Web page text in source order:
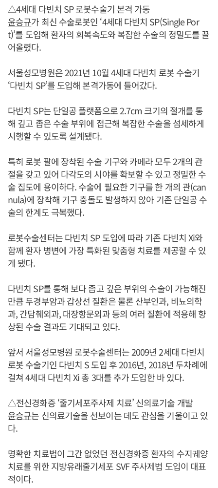
△4세대 다빈치 SP 로봇수술기 본격 가동
윤승규가 최신 수술로봇인 ‘4세대 다빈치 SP(Single Por
t)’를 도입해 환자의 회복속도와 복잡한 수술의 정밀도를 끌
어올렸다.
서울성모병원은 2021년 10월 4세대 다빈치 로봇 수술기
‘다빈치 SP’를 도입해 본격가동에 들어갔다.
다빈치 SP는 단일공 플랫폼으로 2.7cm 크기의 절개를 통
해 깊고 좁은 수술 부위에 접근해 복잡한 수술을 섬세하게
시행할 수 있도록 설계됐다.
특히 로봇 팔에 장착된 수술 기구와 카메라 모두 2개의 관
절을 갖고 있어 다각도의 시야를 확보할 수 있고 정밀한 수
술 집도에 용이하다. 수술에 필요한 기구를 한 개의 관(can
nula)에 장착해 기구 충돌도 발생하지 않아 기존 단일공 수
술의 한계도 극복했다.
로봇수술센터는 다빈치 SP 도입에 따라 기존 다빈치 Xi와
함께 환자 병변에 가장 특화된 맞춤형 치료를 제공할 수 있
게 됐다.
다빈치 SP를 통해 보다 좁고 깊은 부위의 수술이 가능해진
만큼 두경부암과 갑상선 질환은 물론 산부인과, 비뇨의학
과, 간담췌외과, 대장항문외과 등의 여러 질환에 적용해 향
상된 수술 결과도 기대되고 있다.
앞서 서울성모병원 로봇수술센터는 2009년 2세대 다빈치
로봇 수술기인 다빈치 S 도입 후 2016년, 2018년 두차례에
걸쳐 4세대 다빈치 Xi 총 3대를 추가 도입한 바 있다.
△전신경화증 ‘줄기세포주사제 치료’ 신의료기술 개발
윤승규는 신의료기술을 선보이는 데도 관심을 기울이고 있
다.
명확한 치료법이 그간 없었던 전신경화증 환자의 수지궤양
치료를 위한 지방유래줄기세포 SVF 주사제법 도입이 대표
적이다.